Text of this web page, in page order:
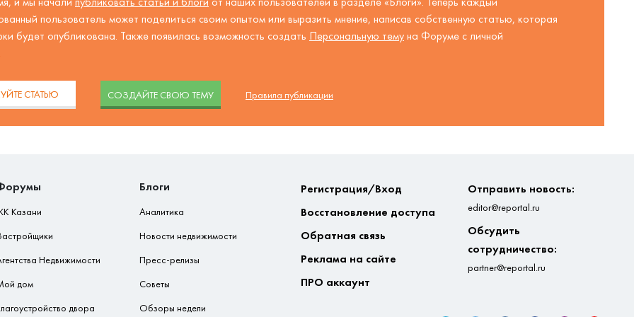
пользователь может поделиться своим опытом или выразить мнение, написав собственную статью, которая
будет опубликована. Также появилась возможность создать Персональную тему на Форуме с личной
СТАТЬЮ CОЗДАЙТЕ СВОЮ ТЕМУ Правила публикации
Казани
Недвижимости
дом
двора
Блоги
Аналитика
Новости недвижимости
Пресс-релизы
Советы
Обзоры недели
Регистрация/Вход
Восстановление доступа
Обратная связь
Реклама на сайте
ПРО аккаунт
Отправить новость:
editor@reportal.ru
Обсудить
сотрудничество:
partner@reportal.ru